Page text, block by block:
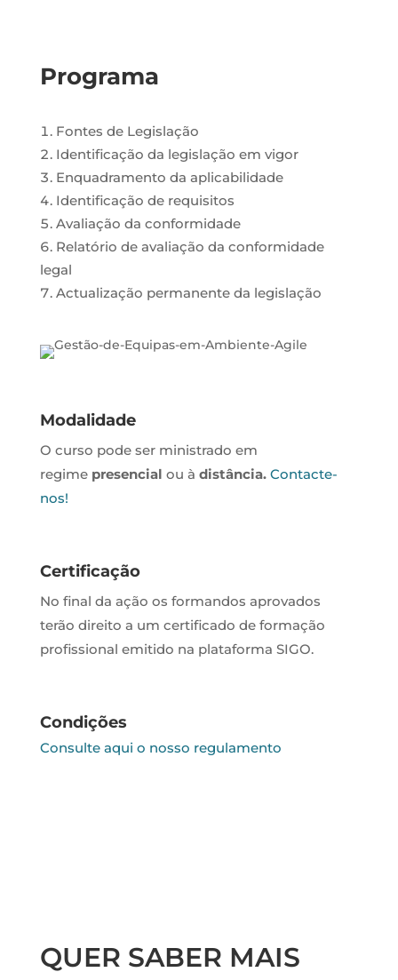
Programa
Fontes de Legislação
Identificação da legislação em vigor
Enquadramento da aplicabilidade
Identificação de requisitos
Avaliação da conformidade
Relatório de avaliação da conformidade
legal
Actualização permanente da legislação
Modalidade
O curso pode ser ministrado em
regime presencial ou à distância. Contacte-
nos!
Certificação
No final da ação os formandos aprovados
terão direito a um certificado de formação
profissional emitido na plataforma SIGO.
Condições
Consulte aqui o nosso regulamento
QUER SABER MAIS